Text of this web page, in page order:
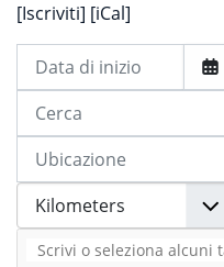
[Iscriviti] [iCal]
Data di inizio
Cerca
Ubicazione
Tag